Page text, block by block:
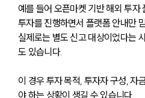
예를 들어 오픈마켓 기반 해외 투자
투자를 진행하면서 플랫폼 안내만
실제로는 별도 신고 대상이었다는
도 있습니다.
이 경우 투자 목적, 투자자 구성, 자
야 하는 상황이 생길 수 있습니다.